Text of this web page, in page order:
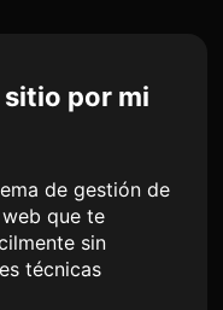
por mi
de gestión de
que te
sin
técnicas